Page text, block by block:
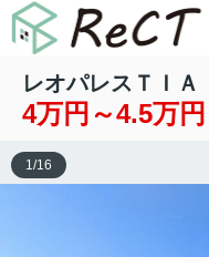
レオパレスＴＩ
4万円～4.5万円
1/16